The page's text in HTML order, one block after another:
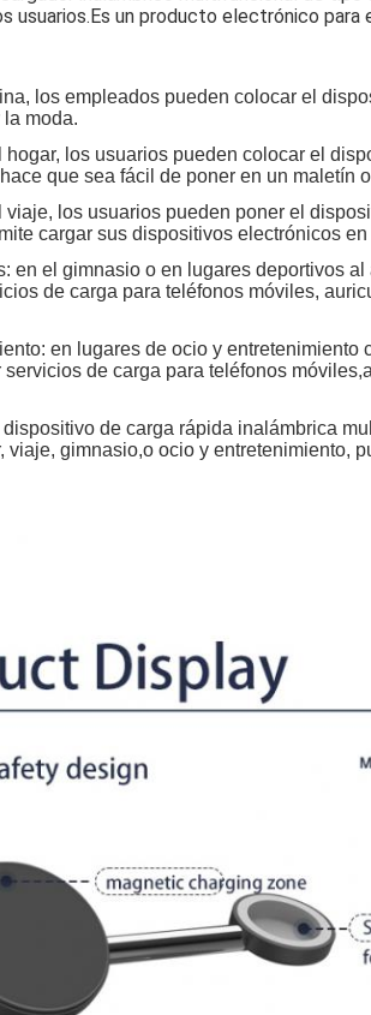
usuarios.Es un producto electrónico para
los empleados pueden colocar el
moda.
hogar, los usuarios pueden colocar el
que sea fácil de poner en un maletín
los usuarios pueden poner el
cargar sus dispositivos electrónicos
en el gimnasio o en lugares deportivos
de carga para teléfonos móviles,
en lugares de ocio y
servicios de carga para teléfonos
dispositivo de carga rápida inalámbrica
viaje, gimnasio,o ocio y entretenimiento,